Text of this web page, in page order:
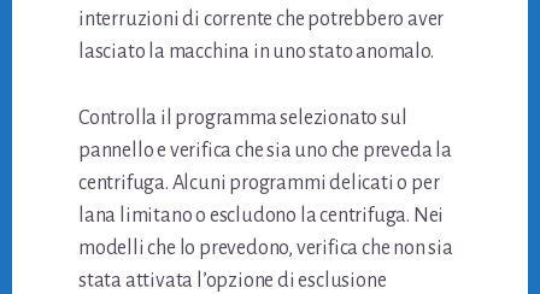
interruzioni di corrente che potrebbero aver
lasciato la macchina in uno stato anomalo.
Controlla il programma selezionato sul
pannello e verifica che sia uno che preveda la
centrifuga. Alcuni programmi delicati o per
lana limitano o escludono la centrifuga. Nei
modelli che lo prevedono, verifica che non sia
stata attivata l’opzione di esclusione